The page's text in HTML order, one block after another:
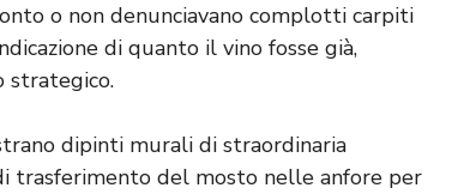
o non denunciavano complotti carpiti
di quanto il vino fosse già,
strategico.
dipinti murali di straordinaria
trasferimento del mosto nelle anfore per